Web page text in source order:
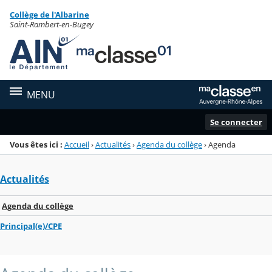
Menu de la rubrique
Contenu
Collège de l'Albarine
Saint-Rambert-en-Bugey
MENU
Se connecter
Vous êtes ici : Accueil›Actualités›Agenda du collège›Agenda
Actualités
Agenda du collège
Principal(e)/CPE